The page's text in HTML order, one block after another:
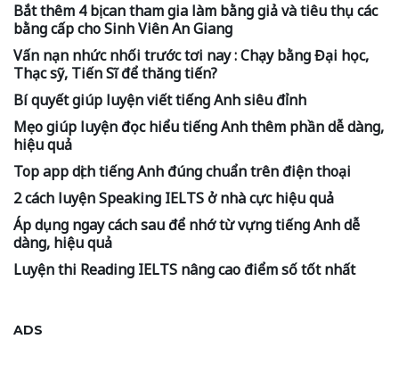
Bắt thêm 4 bị can tham gia làm bằng giả và tiêu thụ các
bằng cấp cho Sinh Viên An Giang
Vấn nạn nhức nhối trước tơi nay : Chạy bằng Đại học,
Thạc sỹ, Tiến Sĩ để thăng tiến?
Bí quyết giúp luyện viết tiếng Anh siêu đỉnh
Mẹo giúp luyện đọc hiểu tiếng Anh thêm phần dễ dàng,
hiệu quả
Top app dịch tiếng Anh đúng chuẩn trên điện thoại
2 cách luyện Speaking IELTS ở nhà cực hiệu quả
Áp dụng ngay cách sau để nhớ từ vựng tiếng Anh dễ
dàng, hiệu quả
Luyện thi Reading IELTS nâng cao điểm số tốt nhất
ADS